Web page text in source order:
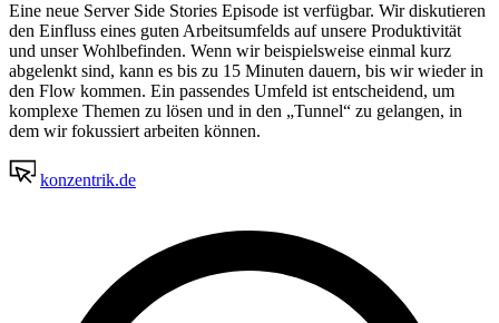
Eine neue Server Side Stories Episode ist verfügbar. Wir diskutieren
den Einfluss eines guten Arbeitsumfelds auf unsere Produktivität
und unser Wohlbefinden. Wenn wir beispielsweise einmal kurz
abgelenkt sind, kann es bis zu 15 Minuten dauern, bis wir wieder in
den Flow kommen. Ein passendes Umfeld ist entscheidend, um
komplexe Themen zu lösen und in den „Tunnel“ zu gelangen, in
dem wir fokussiert arbeiten können.
konzentrik.de